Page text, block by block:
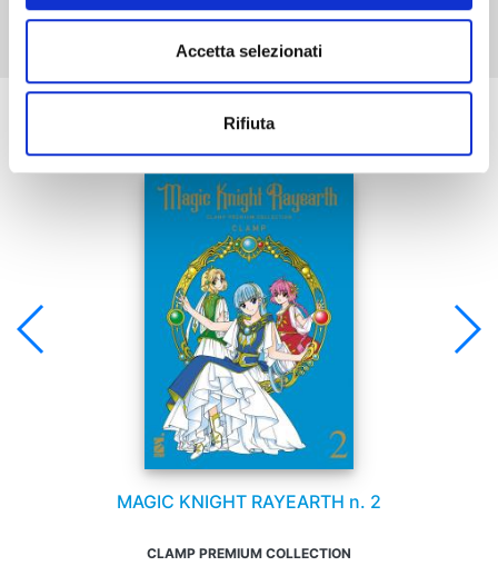
Accetta selezionati
Rifiuta
Se ti è piaciuto prova anche:
MAGIC KNIGHT RAYEARTH n. 2
CLAMP PREMIUM COLLECTION